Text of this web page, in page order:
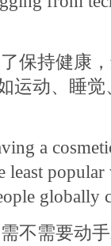
保持健康
运动、睡
a
least
globally
不需要动